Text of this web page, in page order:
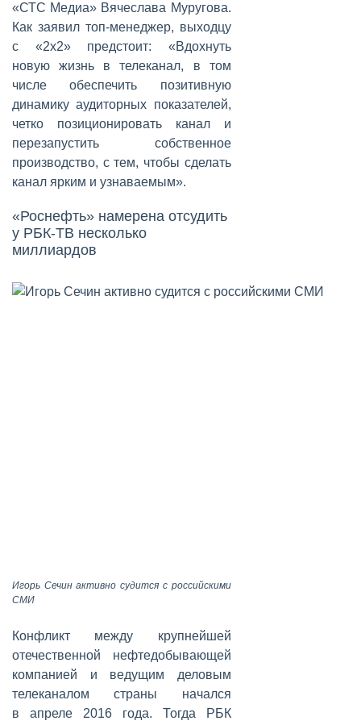
«СТС Медиа» Вячеслава Муругова.
Как заявил топ-менеджер, выходцу
с «2x2» предстоит: «Вдохнуть
новую жизнь в телеканал, в том
числе обеспечить позитивную
динамику аудиторных показателей,
четко позиционировать канал и
перезапустить собственное
производство, с тем, чтобы сделать
канал ярким и узнаваемым».
«Роснефть» намерена отсудить
у РБК-ТВ несколько
миллиардов
Игорь Сечин активно судится с российскими
СМИ
Конфликт между крупнейшей
отечественной нефтедобывающей
компанией и ведущим деловым
телеканалом страны начался
в апреле 2016 года. Тогда РБК